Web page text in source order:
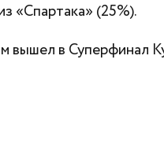
«Спартака» (25%).
вышел в Суперфинал